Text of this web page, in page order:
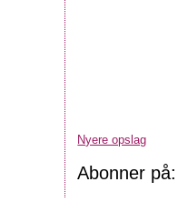
Nyere opslag
Abonner